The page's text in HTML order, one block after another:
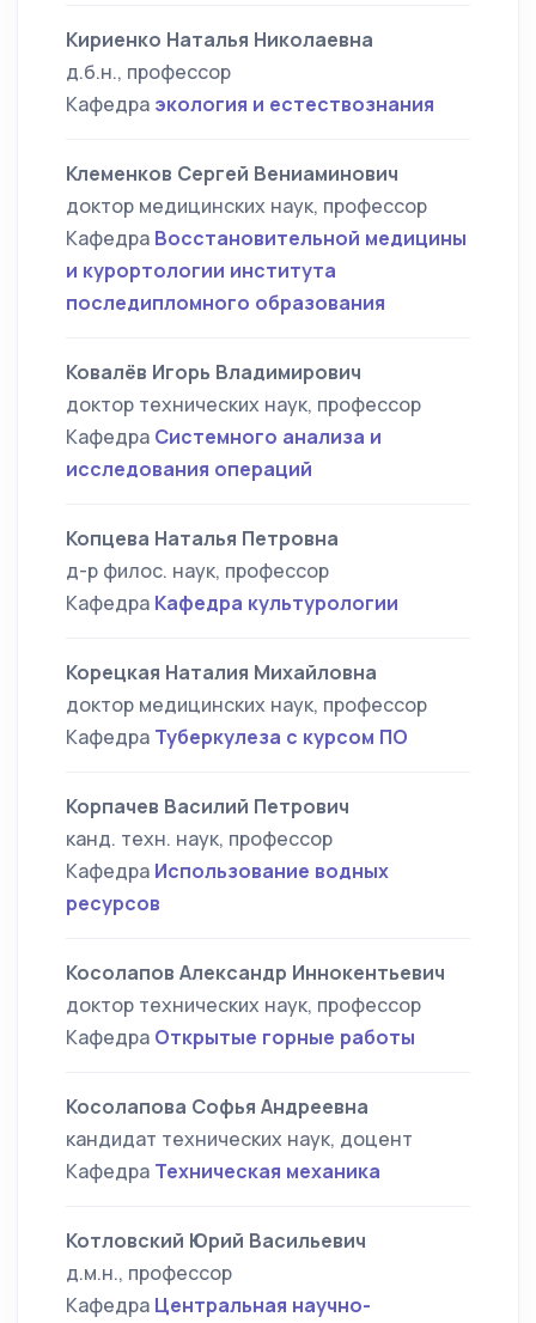
Кириенко Наталья Николаевна
д.б.н., профессор
Кафедра экология и естествознания
Клеменков Сергей Вениаминович
доктор медицинских наук, профессор
Кафедра Восстановительной медицины
и курортологии института
последипломного образования
Ковалёв Игорь Владимирович
доктор технических наук, профессор
Кафедра Системного анализа и
исследования операций
Копцева Наталья Петровна
д-р филос. наук, профессор
Кафедра Кафедра культурологии
Корецкая Наталия Михайловна
доктор медицинских наук, профессор
Кафедра Туберкулеза с курсом ПО
Корпачев Василий Петрович
канд. техн. наук, профессор
Кафедра Использование водных
ресурсов
Косолапов Александр Иннокентьевич
доктор технических наук, профессор
Кафедра Открытые горные работы
Косолапова Софья Андреевна
кандидат технических наук, доцент
Кафедра Техническая механика
Котловский Юрий Васильевич
д.м.н., профессор
Кафедра Центральная научно-